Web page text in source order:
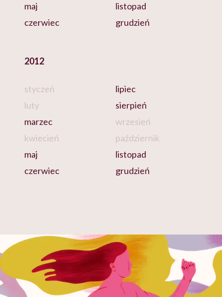
maj
czerwiec
listopad
grudzień
2012
styczeń
luty
marzec
kwiecień
maj
czerwiec
lipiec
sierpień
wrzesień
październik
listopad
grudzień